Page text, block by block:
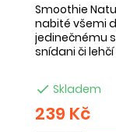
Smoothie
nabité všemi
jedinečnému
snídani či lehčí
 Skladem
239 Kč